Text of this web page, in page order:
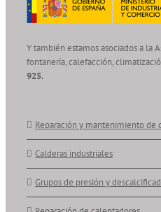
Y también estamos asociados a la
fontanería, calefacción,
925.
Reparación y mantenimiento de
Calderas industriales
Grupos de presión y